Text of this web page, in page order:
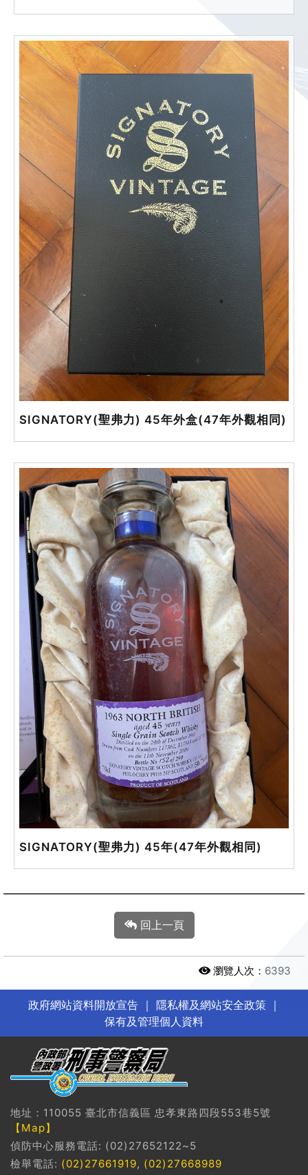
SIGNATORY(聖弗力) 45年外盒(47年外觀相同)
SIGNATORY(聖弗力) 45年(47年外觀相同)
回上一頁
瀏覽人次： 6393
政府網站資料開放宣告｜ 隱私權及網站安全政策｜
保有及管理個人資料
地址：110055 臺北市信義區 忠孝東路四段553巷5號
【Map】
偵防中心服務電話: (02)27652122~5
檢舉電話: (02)27661919, (02)27668989